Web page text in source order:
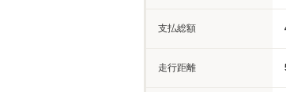
支払総額
走行距離